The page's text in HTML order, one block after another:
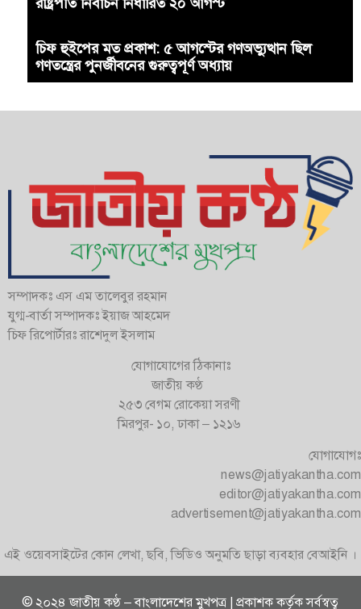
চিফ হুইপের মত প্রকাশ: ৫ আগস্টের গণঅভ্যুত্থান ছিল
গণতন্ত্রের পুনর্জীবনের গুরুত্বপূর্ণ অধ্যায়
সম্পাদকঃ এস এম তালেবুর রহমান
যুগ্ম-বার্তা সম্পাদকঃ ইয়াজ আহমেদ
চিফ রিপোর্টারঃ রাশেদুল ইসলাম
যোগাযোগের ঠিকানাঃ
জাতীয় কণ্ঠ
২৫৩ বেগম রোকেয়া সরণী
মিরপুর- ১০, ঢাকা – ১২১৬
যোগাযোগঃ
news@jatiyakantha.com
editor@jatiyakantha.com
advertisement@jatiyakantha.com
এই ওয়েবসাইটের কোন লেখা, ছবি, ভিডিও অনুমতি ছাড়া ব্যবহার বেআইনি ।
© ২০২৪ জাতীয় কণ্ঠ – বাংলাদেশের মুখপত্র | প্রকাশক কর্তৃক সর্বস্বত্ব